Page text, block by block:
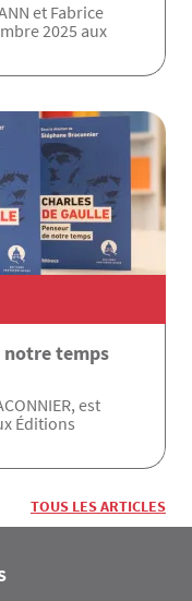
et Fabrice
2025 aux
notre temps
est
Éditions
TOUS LES ARTICLES